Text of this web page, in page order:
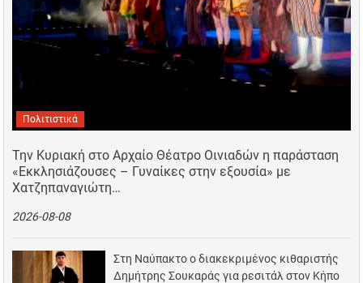
Πολιτιστικά
Την Κυριακή στο Αρχαίο Θέατρο Οινιαδών η παράσταση
«Εκκλησιάζουσες – Γυναίκες στην εξουσία» με
Χατζηπαναγιώτη…
2026-08-08
Στη Ναύπακτο ο διακεκριμένος κιθαριστής
Δημήτρης Σουκαράς για ρεσιτάλ στον Κήπο